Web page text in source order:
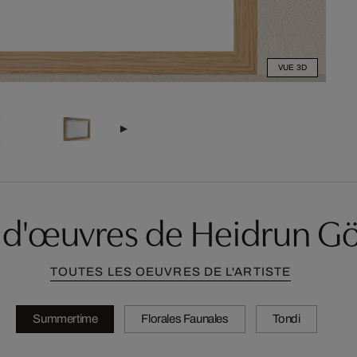
VUE 3D
de Heidrun
TOUTES LES OEUVRES DE L'ARTISTE
Summertime Florales Faunales Tondi